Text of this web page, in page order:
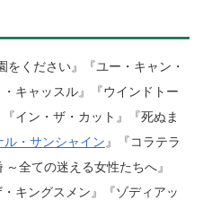
ください』『ユー・キャン・
キャッスル』『ウインドトー
イン・ザ・カット』『死ぬま
ル・サンシャイン』『コラテラ
全ての迷える女性たちへ』
キングスメン』『ゾディアッ